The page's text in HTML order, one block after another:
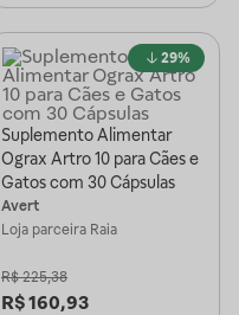
29%
Suplemento Alimentar
Ograx Artro 10 para Cães e
Gatos com 30 Cápsulas
Avert
Loja parceira Raia
R$ 225,38
R$160,93